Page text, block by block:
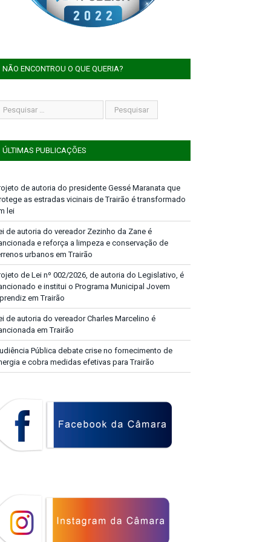
NÃO ENCONTROU O QUE QUERIA?
ÚLTIMAS PUBLICAÇÕES
de autoria do presidente Gessé Maranata que
as estradas vicinais de Trairão é transformado
lei
de autoria do vereador Zezinho da Zane é
e reforça a limpeza e conservação de
urbanos em Trairão
de Lei nº 002/2026, de autoria do Legislativo, é
e institui o Programa Municipal Jovem
em Trairão
de autoria do vereador Charles Marcelino é
em Trairão
Pública debate crise no fornecimento de
e cobra medidas efetivas para Trairão